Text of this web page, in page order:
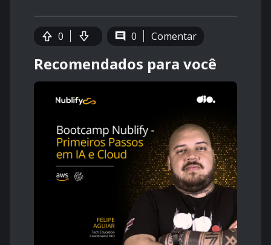
0 0 Comentar
Recomendados para você